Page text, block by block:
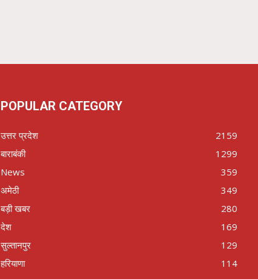
POPULAR CATEGORY
उत्तर प्रदेश
2159
बाराबंकी
1299
News
359
अमेठी
349
बड़ी खबर
280
देश
169
सुल्तानपुर
129
हरियाणा
114